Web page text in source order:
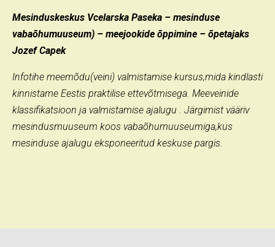
Mesinduskeskus Vcelarska Paseka – mesinduse
vabaõhumuuseum) – meejookide õppimine – õpetajaks
Jozef Capek
Infotihe meemõdu(veini) valmistamise kursus,mida kindlasti
kinnistame Eestis praktilise ettevõtmisega. Meeveinide
klassifikatsioon ja valmistamise ajalugu . Järgimist vääriv
mesindusmuuseum koos vabaõhumuuseumiga,kus
mesinduse ajalugu eksponeeritud keskuse pargis.